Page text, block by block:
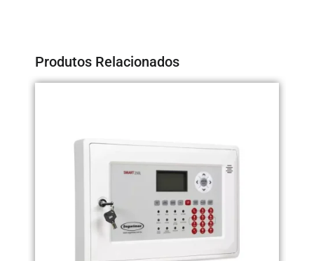
Produtos Relacionados